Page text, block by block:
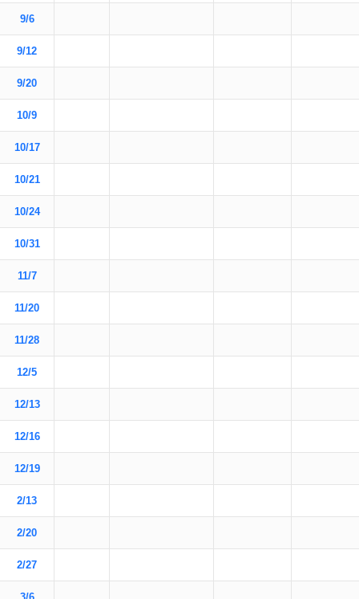
9/6
9/12
9/20
10/9
10/17
10/21
10/24
10/31
11/7
11/20
11/28
12/5
12/13
12/16
12/19
2/13
2/20
2/27